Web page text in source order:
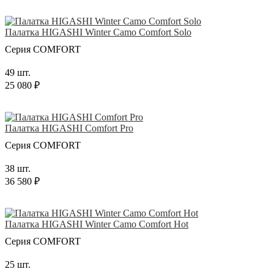
Палатка HIGASHI Winter Camo Comfort Solo
Серия COMFORT
49 шт.
25 080 ₽
Палатка HIGASHI Comfort Pro
Серия COMFORT
38 шт.
36 580 ₽
Палатка HIGASHI Winter Camo Comfort Hot
Серия COMFORT
25 шт.